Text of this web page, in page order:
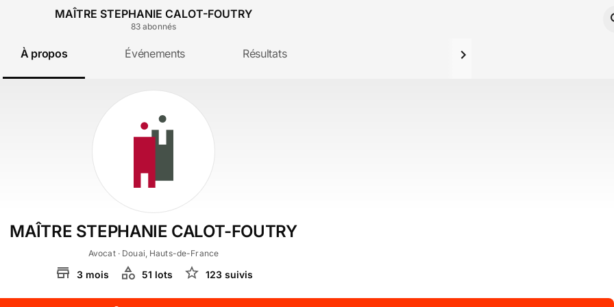
MAÎTRE STEPHANIE CALOT-FOUTRY
83 abonnés
À propos Événements Résultats
MAÎTRE STEPHANIE CALOT-FOUTRY
Avocat· Douai, Hauts-de-France
3 mois 51 lots 123suivis